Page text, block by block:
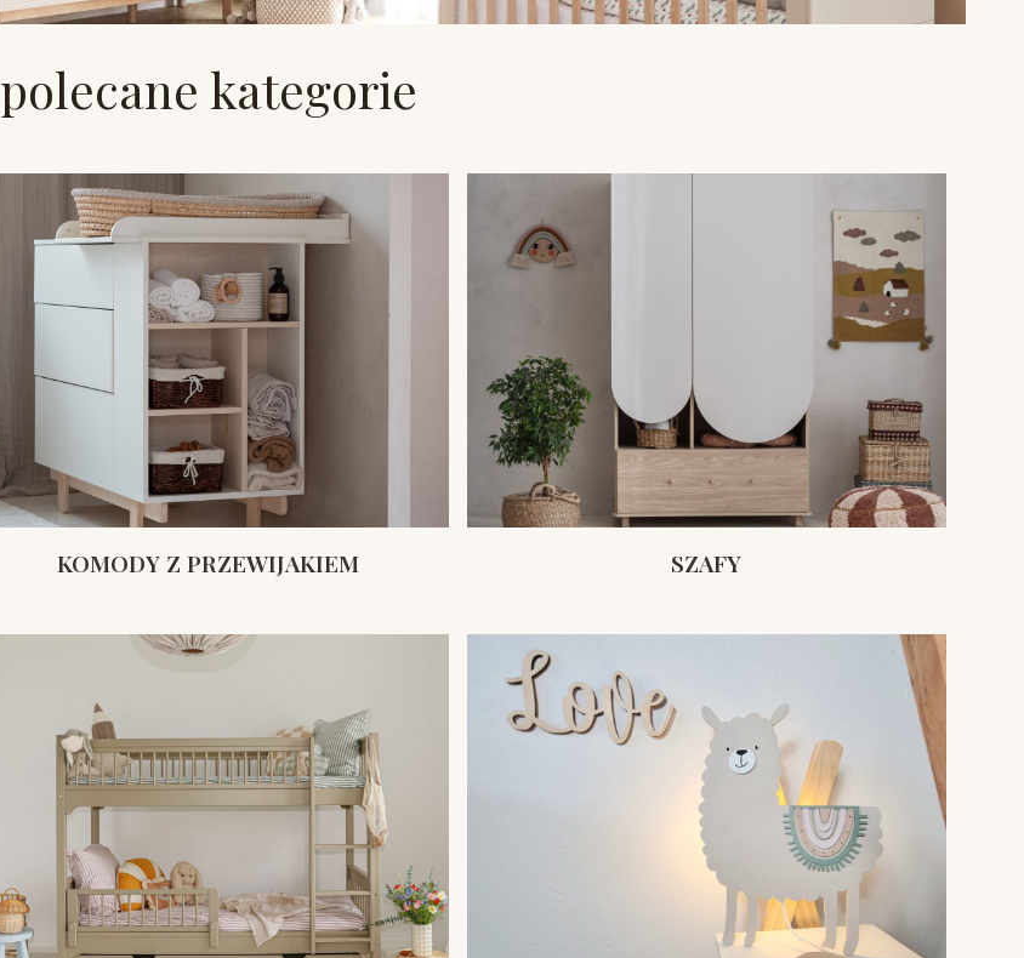
polecane kategorie
KOMODY Z PRZEWIJAKIEM SZAFY